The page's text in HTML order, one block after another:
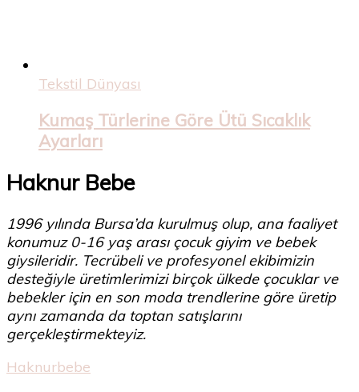
Tekstil Dünyası
Kumaş Türlerine Göre Ütü Sıcaklık
Ayarları
Haknur Bebe
1996 yılında Bursa’da kurulmuş olup, ana faaliyet
konumuz 0-16 yaş arası çocuk giyim ve bebek
giysileridir. Tecrübeli ve profesyonel ekibimizin
desteğiyle üretimlerimizi birçok ülkede çocuklar ve
bebekler için en son moda trendlerine göre üretip
aynı zamanda da toptan satışlarını
gerçekleştirmekteyiz.
Haknurbebe